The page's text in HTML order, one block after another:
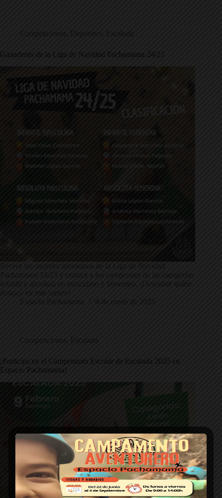
Competiciones , Deportivo , Escalada
Ganadores de la Liga de Navidad Pachamama 24/25
Revive los mejores momentos de la Liga de Navidad
Pachamama 24/25 y conoce a los campeones de las categorías
infantil y absoluta en masculino y femenino. ¡Descubre quién
destacó en este torneo!
Espacio Pachamama
8 de enero de 2025
Competiciones , Escalada
¡Participa en el Campeonato Escolar de Escalada 2025 en
Espacio Pachamama!